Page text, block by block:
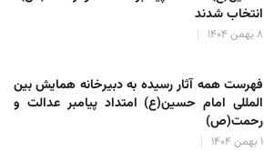
انتخاب شدند
۸ بهمن ۱۴۰۴
فهرست همه آثار رسیده به دبیرخانه همایش بین
المللی امام حسین(ع) امتداد پیامبر عدالت و
رحمت(ص)
۱ بهمن ۱۴۰۴